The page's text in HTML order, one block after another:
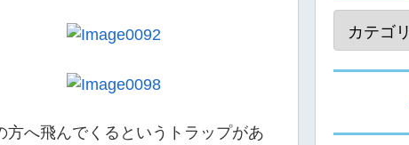
へ飛んでくるというトラップがあ